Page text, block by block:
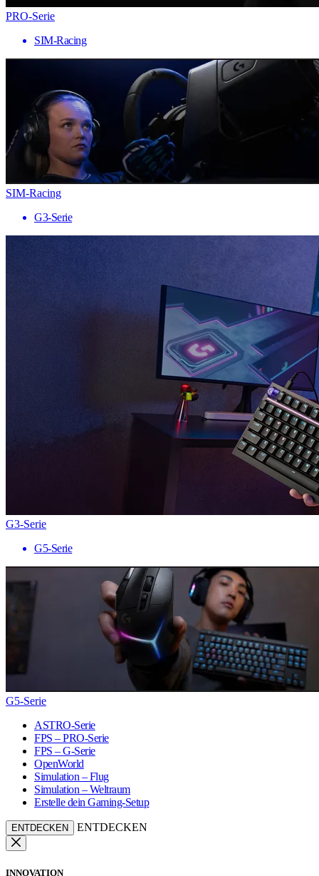
PRO-Serie
SIM-Racing
SIM-Racing
G3-Serie
G3-Serie
G5-Serie
G5-Serie
ASTRO-Serie
FPS – PRO-Serie
FPS – G-Serie
OpenWorld
Simulation – Flug
Simulation – Weltraum
Erstelle dein Gaming-Setup
ENTDECKEN ENTDECKEN
INNOVATION